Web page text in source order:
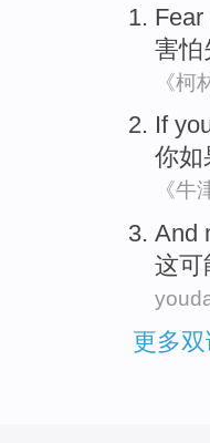
Fear
害怕
《柯
If
你如
《牛
And
这可
更多